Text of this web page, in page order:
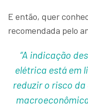
E então, quer
recomendada pelo
“A indicação
elétrica está em
reduzir o risco